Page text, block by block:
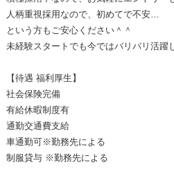
人柄重視採用なので、初めてで不安…
という方もご安心ください＾＾
未経験スタートでも今ではバリバリ活躍
【待遇 福利厚生】
社会保険完備
有給休暇制度有
通勤交通費支給
車通勤可※勤務先による
制服貸与 ※勤務先による